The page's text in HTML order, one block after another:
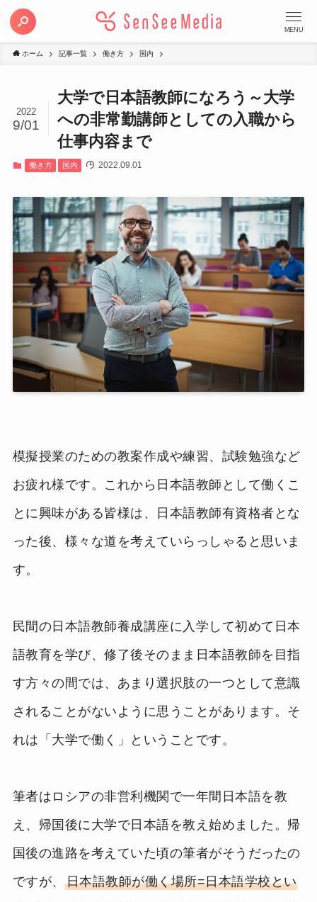
MENU
ホーム 記事一覧 働き方 国内
大学で日本語教師になろう～大学
への非常勤講師としての入職から
仕事内容まで
2022
9/01
働き方 国内 2022.09.01
模擬授業のための教案作成や練習、試験勉強など
お疲れ様です。これから日本語教師として働くこ
とに興味がある皆様は、日本語教師有資格者とな
った後、様々な道を考えていらっしゃると思いま
す。
民間の日本語教師養成講座に入学して初めて日本
語教育を学び、修了後そのまま日本語教師を目指
す方々の間では、あまり選択肢の一つとして意識
されることがないように思うことがあります。そ
れは「大学で働く」ということです。
筆者はロシアの非営利機関で一年間日本語を教
え、帰国後に大学で日本語を教え始めました。帰
国後の進路を考えていた頃の筆者がそうだったの
ですが、 日本語教師が働く場所=日本語学校とい